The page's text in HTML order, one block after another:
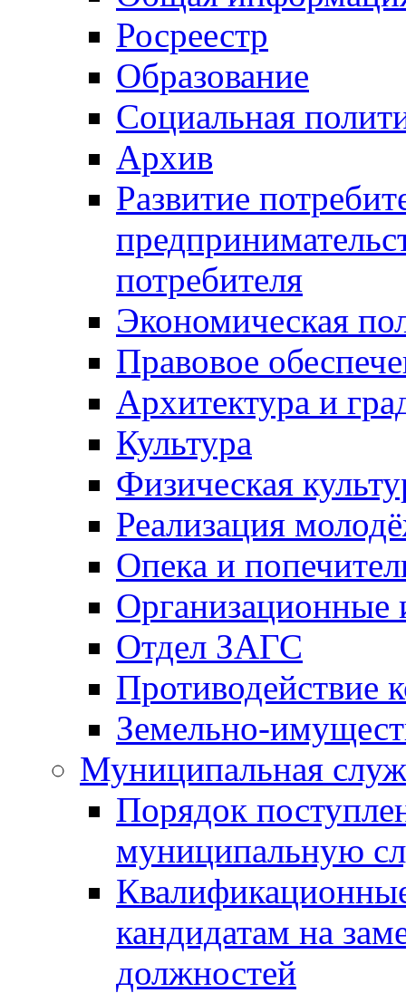
Росреестр
Образование
Социальная
Архив
Развитие
потребителя
Экономическая
Правовое
Архитектура и
Культура
Физическая
Реализация
Опека и
Отдел ЗАГС
Противодействие
Земельно-
Муниципальная
Порядок
муниципальную
кандидатам на
должностей